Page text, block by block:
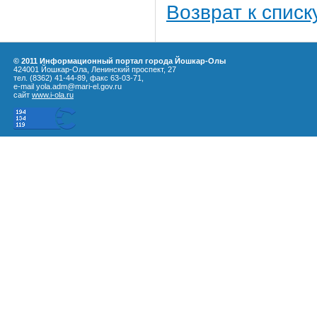
Возврат к
© 2011 Информационный портал города Йошкар-Олы
424001 Йошкар-Ола, Ленинский проспект, 27
тел. (8362) 41-44-89, факс 63-03-71,
e-mail yola.adm@mari-el.gov.ru
сайт www.i-ola.ru